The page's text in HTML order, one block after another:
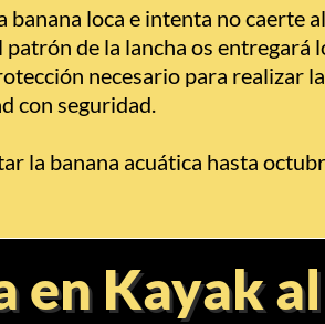
banana loca e intenta no caerte al
patrón de la lancha os entregará
necesario para realizar la
con seguridad.
la banana acuática hasta
en Kayak